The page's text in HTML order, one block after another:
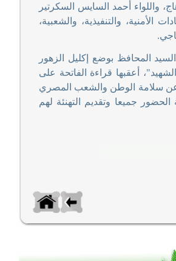
واللواء أحمد السايس السكرتير
والتنفيذية، والشعبية،
.
المحافظ بوضع إكليل الزهور
أعقبها قراءة الفاتحة على
عن سلامة الوطن والشعب المصري
جميعا وتقديم التهنئة لهم